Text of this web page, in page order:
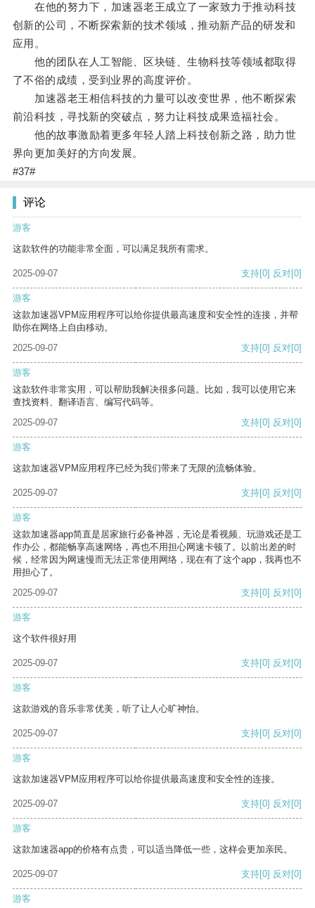
在他的努力下，加速器老王成立了一家致力于推动科技
创新的公司，不断探索新的技术领域，推动新产品的研发和
应用。
他的团队在人工智能、区块链、生物科技等领域都取得
了不俗的成绩，受到业界的高度评价。
加速器老王相信科技的力量可以改变世界，他不断探索
前沿科技，寻找新的突破点，努力让科技成果造福社会。
他的故事激励着更多年轻人踏上科技创新之路，助力世
界向更加美好的方向发展。
#37#
评论
游客
这款软件的功能非常全面，可以满足我所有需求。
2025-09-07 支持[0] 反对[0]
游客
这款加速器VPM应用程序可以给你提供最高速度和安全性的连接，并帮
助你在网络上自由移动。
2025-09-07
支持[0] 反对[0]
游客
这款软件非常实用，可以帮助我解决很多问题。比如，我可以使用它来
查找资料、翻译语言、编写代码等。
2025-09-07
支持[0] 反对[0]
游客
这款加速器VPM应用程序已经为我们带来了无限的流畅体验。
2025-09-07 支持[0] 反对[0]
游客
这款加速器app简直是居家旅行必备神器，无论是看视频、玩游戏还是工
作办公，都能畅享高速网络，再也不用担心网速卡顿了。以前出差的时
候，经常因为网速慢而无法正常使用网络，现在有了这个app，我再也不
用担心了。
2025-09-07
支持[0] 反对[0]
游客
这个软件很好用
2025-09-07 支持[0] 反对[0]
游客
这款游戏的音乐非常优美，听了让人心旷神怡。
2025-09-07 支持[0] 反对[0]
游客
这款加速器VPM应用程序可以给你提供最高速度和安全性的连接。
2025-09-07 支持[0] 反对[0]
游客
这款加速器app的价格有点贵，可以适当降低一些，这样会更加亲民。
2025-09-07 支持[0] 反对[0]
游客